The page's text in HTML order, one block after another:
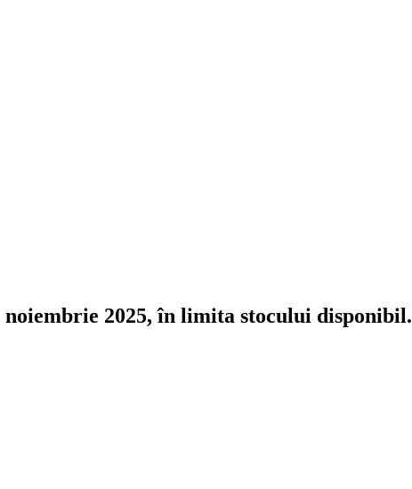
2025, în limita stocului disponibil.